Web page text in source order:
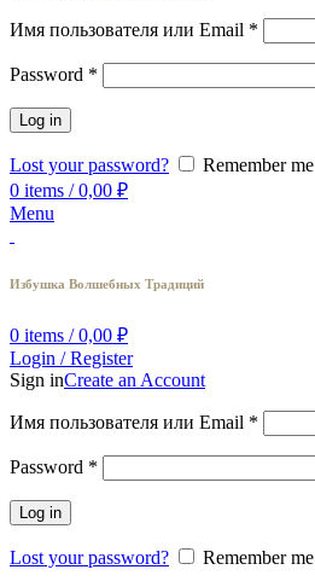
Имя пользователя или Email *
Password *
Log in
Lost your password?
Remember me
0 items / 0,00 ₽
Menu
Избушка Волшебных Традиций
0 items / 0,00 ₽
Login / Register
Sign inCreate an Account
Имя пользователя или Email *
Password *
Log in
Lost your password?
Remember me